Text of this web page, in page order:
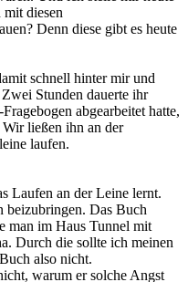
diesen
Denn diese gibt es heute
schnell hinter mir und
Stunden dauerte ihr
abgearbeitet hatte,
Wir ließen ihn an der
laufen.
Laufen an der Leine lernt.
beizubringen. Das Buch
man im Haus Tunnel mit
Durch die sollte ich meinen
also nicht.
warum er solche Angst